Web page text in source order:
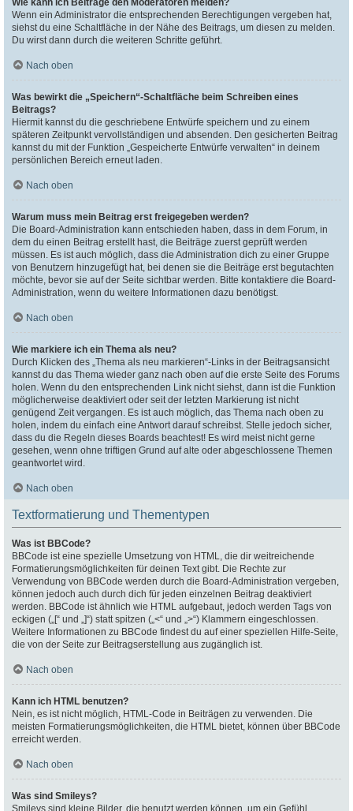
Wie kann ich Beiträge den Moderatoren melden?
Wenn ein Administrator die entsprechenden Berechtigungen vergeben hat,
siehst du eine Schaltfläche in der Nähe des Beitrags, um diesen zu melden.
Du wirst dann durch die weiteren Schritte geführt.
Nach oben
Was bewirkt die „Speichern“-Schaltfläche beim Schreiben eines
Beitrags?
Hiermit kannst du die geschriebene Entwürfe speichern und zu einem
späteren Zeitpunkt vervollständigen und absenden. Den gesicherten Beitrag
kannst du mit der Funktion „Gespeicherte Entwürfe verwalten“ in deinem
persönlichen Bereich erneut laden.
Nach oben
Warum muss mein Beitrag erst freigegeben werden?
Die Board-Administration kann entschieden haben, dass in dem Forum, in
dem du einen Beitrag erstellt hast, die Beiträge zuerst geprüft werden
müssen. Es ist auch möglich, dass die Administration dich zu einer Gruppe
von Benutzern hinzugefügt hat, bei denen sie die Beiträge erst begutachten
möchte, bevor sie auf der Seite sichtbar werden. Bitte kontaktiere die Board-
Administration, wenn du weitere Informationen dazu benötigst.
Nach oben
Wie markiere ich ein Thema als neu?
Durch Klicken des „Thema als neu markieren“-Links in der Beitragsansicht
kannst du das Thema wieder ganz nach oben auf die erste Seite des Forums
holen. Wenn du den entsprechenden Link nicht siehst, dann ist die Funktion
möglicherweise deaktiviert oder seit der letzten Markierung ist nicht
genügend Zeit vergangen. Es ist auch möglich, das Thema nach oben zu
holen, indem du einfach eine Antwort darauf schreibst. Stelle jedoch sicher,
dass du die Regeln dieses Boards beachtest! Es wird meist nicht gerne
gesehen, wenn ohne triftigen Grund auf alte oder abgeschlossene Themen
geantwortet wird.
Nach oben
Textformatierung und Thementypen
Was ist BBCode?
BBCode ist eine spezielle Umsetzung von HTML, die dir weitreichende
Formatierungsmöglichkeiten für deinen Text gibt. Die Rechte zur
Verwendung von BBCode werden durch die Board-Administration vergeben,
können jedoch auch durch dich für jeden einzelnen Beitrag deaktiviert
werden. BBCode ist ähnlich wie HTML aufgebaut, jedoch werden Tags von
eckigen („[“ und „]“) statt spitzen („<“ und „>“) Klammern eingeschlossen.
Weitere Informationen zu BBCode findest du auf einer speziellen Hilfe-Seite,
die von der Seite zur Beitragserstellung aus zugänglich ist.
Nach oben
Kann ich HTML benutzen?
Nein, es ist nicht möglich, HTML-Code in Beiträgen zu verwenden. Die
meisten Formatierungsmöglichkeiten, die HTML bietet, können über BBCode
erreicht werden.
Nach oben
Was sind Smileys?
Smileys sind kleine Bilder, die benutzt werden können, um ein Gefühl